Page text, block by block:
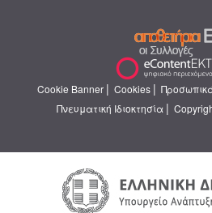
Cookie Banner | Cookies |
Πνευματική Ιδιοκτησία |